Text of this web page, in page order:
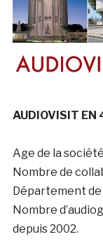
AUDIOVISIT
Age de la
Nombre de
Département de
Nombre
depuis 2002.